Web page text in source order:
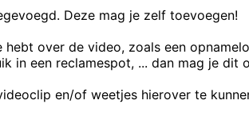
Deze mag je zelf toevoegen!
over de video, zoals een
in een reclamespot, ... dan mag je dit
en/of weetjes hierover te